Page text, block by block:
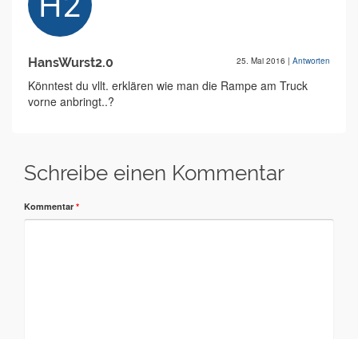
HansWurst2.0 25. Mai 2016 | Antworten
Könntest du vllt. erklären wie man die Rampe am Truck
vorne anbringt..?
Schreibe einen Kommentar
Kommentar *